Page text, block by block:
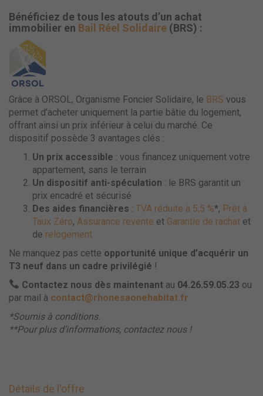
Bénéficiez de tous les atouts d’un achat
immobilier en Bail Réel Solidaire (BRS) :
Grâce à ORSOL, Organisme Foncier Solidaire, le BRS vous
permet d’acheter uniquement la partie bâtie du logement,
offrant ainsi un prix inférieur à celui du marché. Ce
dispositif possède 3 avantages clés :
Un prix accessible : vous financez uniquement votre
appartement, sans le terrain
Un dispositif anti-spéculation : le BRS garantit un
prix encadré et sécurisé
Des aides financières : TVA réduite à 5,5 %*, Prêt à
Taux Zéro, Assurance revente et Garantie de rachat et
de relogement
Ne manquez pas cette opportunité unique d’acquérir un
T3 neuf dans un cadre privilégié !
Contactez nous dès maintenant au 04.26.59.05.23 ou
par mail à contact@rhonesaonehabitat.fr
*Soumis à conditions.
**Pour plus d’informations, contactez nous !
Détails de l'offre